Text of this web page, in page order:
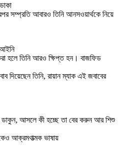
সম্প্রতি আবারও তিনি আনসওয়ার্থকে নিয়ে
হলে তিনি আরও ক্ষিপ্ত হন। বাজফিড
দিয়েছেন তিনি, রায়ান ম্যাক এই জবাবের
ডাকুন, আসলে কী হচ্ছে তা বের করুন আর শিশু
আক্রমণাত্মক ভাষায়